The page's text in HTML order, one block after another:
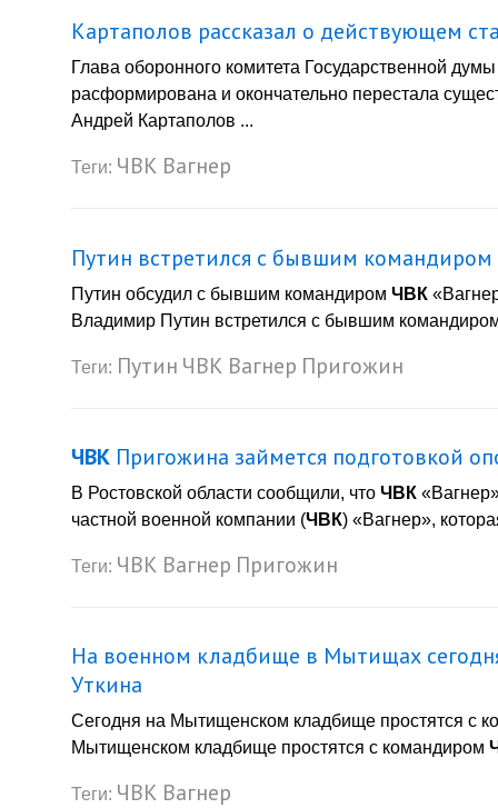
Картаполов рассказал о действующем
Глава оборонного комитета Государственной
расформирована и окончательно перестала
Андрей Картаполов ...
Теги: ЧВК Вагнер
Путин встретился с бывшим
Путин обсудил с бывшим командиром ЧВК
Владимир Путин встретился с бывшим
Теги: Путин ЧВК Вагнер Пригожин
ЧВК Пригожина займется подготовкой
В Ростовской области сообщили, что ЧВК
частной военной компании (ЧВК) «Вагнер»,
Теги: ЧВК Вагнер Пригожин
На военном кладбище в Мытищах
Уткина
Сегодня на Мытищенском кладбище простятся с
Мытищенском кладбище простятся с командиром
Теги: ЧВК Вагнер